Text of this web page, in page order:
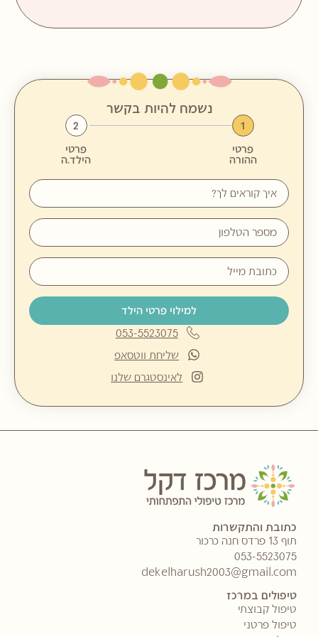
נשמח להיות בקשר
1
פרטי
ההורה
2
פרטי
הילד.ה
למילוי פרטי הילד
053-5523075
שליחת ווטסאפ
לאינסטגרם שלנו
כתובת והתקשרות
תוף 13 פרדס חנה כרכור
053-5523075
dekelharush2003@gmail.com
טיפולים במרכז
טיפול קבוצתי
טיפול פרטני